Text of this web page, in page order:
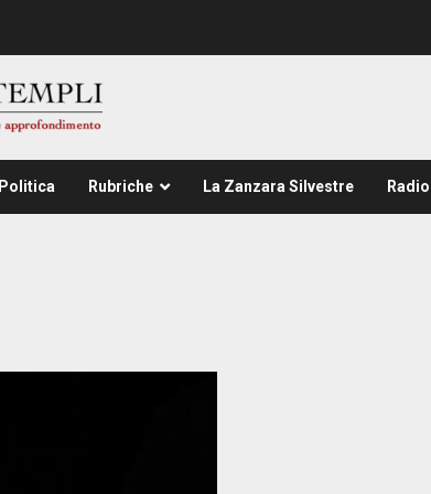
Politica Rubriche La Zanzara Silvestre